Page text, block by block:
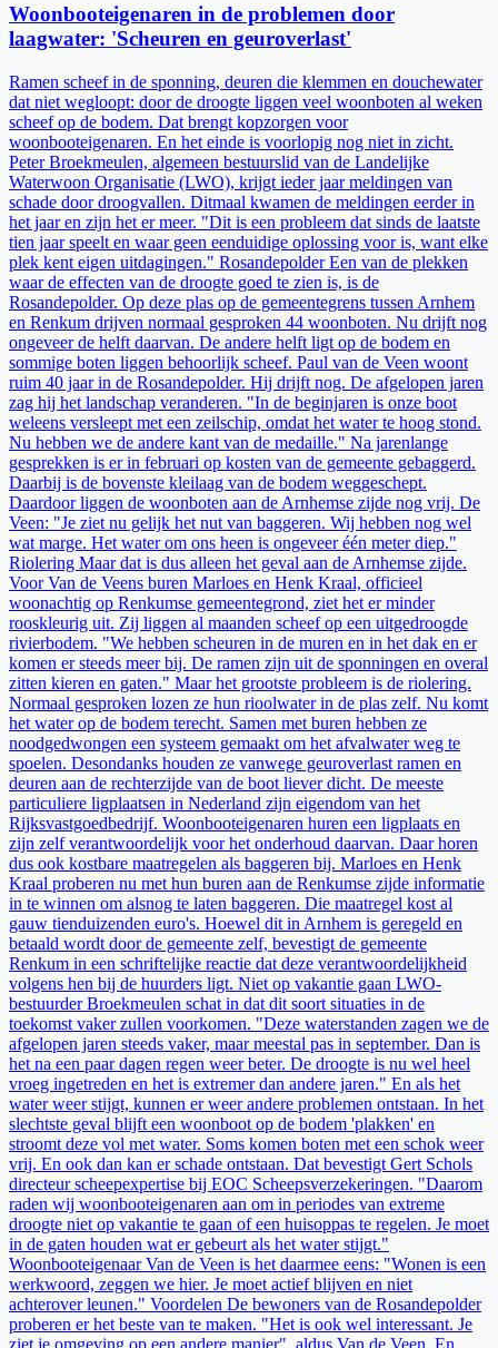
Woonbooteigenaren in de problemen door
laagwater: 'Scheuren en geuroverlast'
Ramen scheef in de sponning, deuren die klemmen en douchewater
dat niet wegloopt: door de droogte liggen veel woonboten al weken
scheef op de bodem. Dat brengt kopzorgen voor
woonbooteigenaren. En het einde is voorlopig nog niet in zicht.
Peter Broekmeulen, algemeen bestuurslid van de Landelijke
Waterwoon Organisatie (LWO), krijgt ieder jaar meldingen van
schade door droogvallen. Ditmaal kwamen de meldingen eerder in
het jaar en zijn het er meer. "Dit is een probleem dat sinds de laatste
tien jaar speelt en waar geen eenduidige oplossing voor is, want elke
plek kent eigen uitdagingen." Rosandepolder Een van de plekken
waar de effecten van de droogte goed te zien is, is de
Rosandepolder. Op deze plas op de gemeentegrens tussen Arnhem
en Renkum drijven normaal gesproken 44 woonboten. Nu drijft nog
ongeveer de helft daarvan. De andere helft ligt op de bodem en
sommige boten liggen behoorlijk scheef. Paul van de Veen woont
ruim 40 jaar in de Rosandepolder. Hij drijft nog. De afgelopen jaren
zag hij het landschap veranderen. "In de beginjaren is onze boot
weleens versleept met een zeilschip, omdat het water te hoog stond.
Nu hebben we de andere kant van de medaille." Na jarenlange
gesprekken is er in februari op kosten van de gemeente gebaggerd.
Daarbij is de bovenste kleilaag van de bodem weggeschept.
Daardoor liggen de woonboten aan de Arnhemse zijde nog vrij. De
Veen: "Je ziet nu gelijk het nut van baggeren. Wij hebben nog wel
wat marge. Het water om ons heen is ongeveer één meter diep."
Riolering Maar dat is dus alleen het geval aan de Arnhemse zijde.
Voor Van de Veens buren Marloes en Henk Kraal, officieel
woonachtig op Renkumse gemeentegrond, ziet het er minder
rooskleurig uit. Zij liggen al maanden scheef op een uitgedroogde
rivierbodem. "We hebben scheuren in de muren en in het dak en er
komen er steeds meer bij. De ramen zijn uit de sponningen en overal
zitten kieren en gaten." Maar het grootste probleem is de riolering.
Normaal gesproken lozen ze hun rioolwater in de plas zelf. Nu komt
het water op de bodem terecht. Samen met buren hebben ze
noodgedwongen een systeem gemaakt om het afvalwater weg te
spoelen. Desondanks houden ze vanwege geuroverlast ramen en
deuren aan de rechterzijde van de boot liever dicht. De meeste
particuliere ligplaatsen in Nederland zijn eigendom van het
Rijksvastgoedbedrijf. Woonbooteigenaren huren een ligplaats en
zijn zelf verantwoordelijk voor het onderhoud daarvan. Daar horen
dus ook kostbare maatregelen als baggeren bij. Marloes en Henk
Kraal proberen nu met hun buren aan de Renkumse zijde informatie
in te winnen om alsnog te laten baggeren. Die maatregel kost al
gauw tienduizenden euro's. Hoewel dit in Arnhem is geregeld en
betaald wordt door de gemeente zelf, bevestigt de gemeente
Renkum in een schriftelijke reactie dat deze verantwoordelijkheid
volgens hen bij de huurders ligt. Niet op vakantie gaan LWO-
bestuurder Broekmeulen schat in dat dit soort situaties in de
toekomst vaker zullen voorkomen. "Deze waterstanden zagen we de
afgelopen jaren steeds vaker, maar meestal pas in september. Dan is
het na een paar dagen regen weer beter. De droogte is nu wel heel
vroeg ingetreden en het is extremer dan andere jaren." En als het
water weer stijgt, kunnen er weer andere problemen ontstaan. In het
slechtste geval blijft een woonboot op de bodem 'plakken' en
stroomt deze vol met water. Soms komen boten met een schok weer
vrij. En ook dan kan er schade ontstaan. Dat bevestigt Gert Schols
directeur scheepexpertise bij EOC Scheepsverzekeringen. "Daarom
raden wij woonbooteigenaren aan om in periodes van extreme
droogte niet op vakantie te gaan of een huisoppas te regelen. Je moet
in de gaten houden wat er gebeurt als het water stijgt."
Woonbooteigenaar Van de Veen is het daarmee eens: "Wonen is een
werkwoord, zeggen we hier. Je moet actief blijven en niet
achterover leunen." Voordelen De bewoners van de Rosandepolder
proberen er het beste van te maken. "Het is ook wel interessant. Je
ziet je omgeving op een andere manier", aldus Van de Veen. En